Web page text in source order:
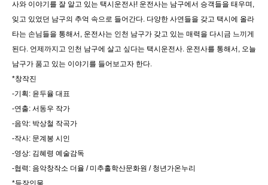
사와 이야기를 잘 알고 있는 택시운전사! 운전사는 남구에서 승객들을 태우며,
잊고 있었던 남구의 추억 속으로 들어간다. 다양한 사연들을 갖고 택시에 올라
타는 손님들을 통해서, 운전사는 인천 남구가 갖고 있는 매력을 다시금 느끼게
된다. 언제까지고 인천 남구에 살고 싶다는 택시운전사. 운전사를 통해서, 오늘
남구가 품고 있는 이야기를 들어보고자 한다.
*창작진
-기획: 윤두율 대표
-연출: 서동우 작가
-음악: 박상철 작곡가
-작사: 문계봉 시인
-영상: 김혜령 예술감독
-협력: 음악창작소 더율 / 미추홀학산문화원 / 청년가온누리
*등장인물